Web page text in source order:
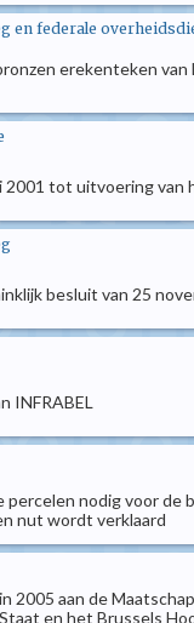
federale
erekenteken
tot uitvoering
besluit van 25
INFRABEL
percelen nodig voor
nut wordt verklaard
2005 aan de
en het Brussels